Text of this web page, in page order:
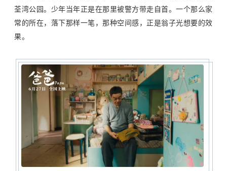
荃湾公园。少年当年正是在那里被警方带走自首。一个那么家
常的所在，落下那样一笔，那种空间感，正是翁子光想要的效
果。